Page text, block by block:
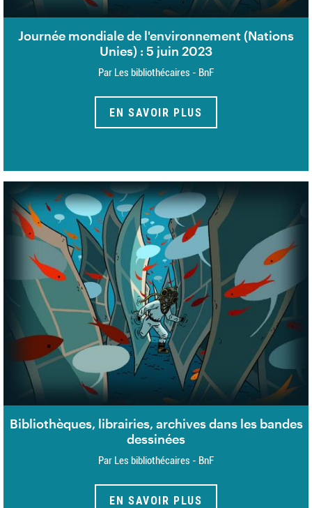
Journée mondiale de l'environnement (Nations
Unies) : 5 juin 2023
Par Les bibliothécaires - BnF
EN SAVOIR PLUS
Bibliothèques, librairies, archives dans les bandes
dessinées
Par Les bibliothécaires - BnF
EN SAVOIR PLUS